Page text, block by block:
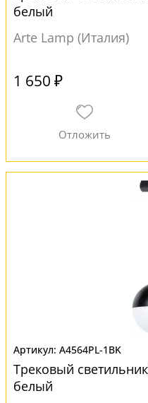
белый
Arte Lamp (Италия)
1 650 ₽
A4564PL-1BK
Трековый
белый